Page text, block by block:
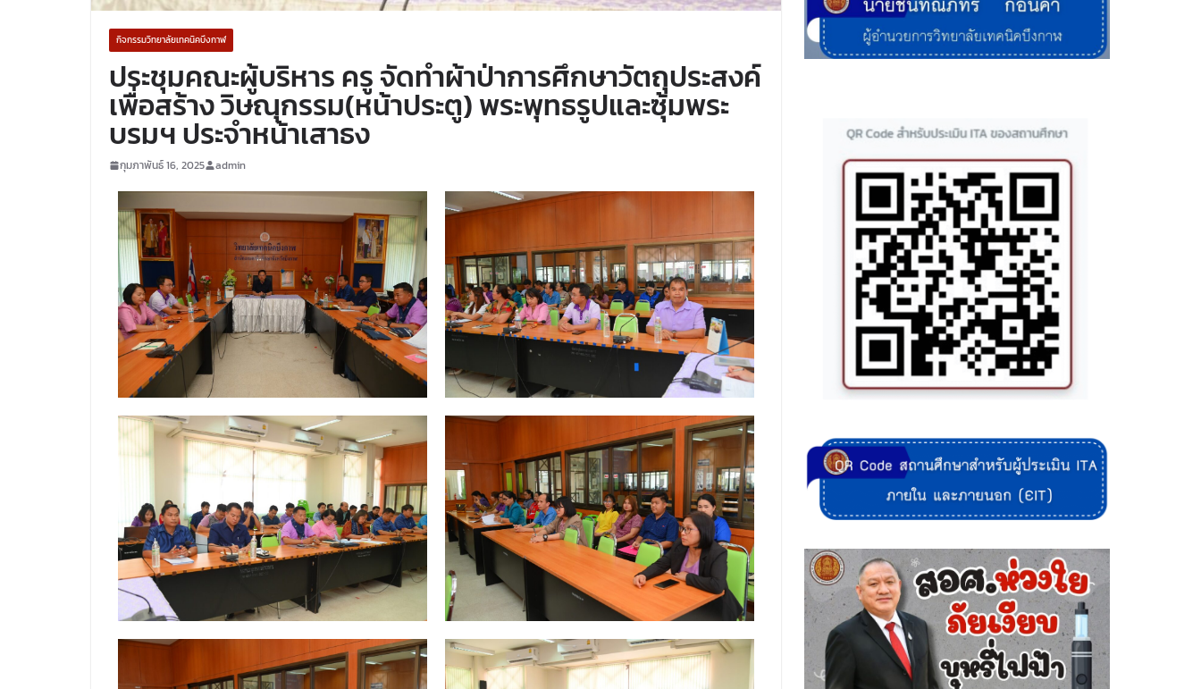
กิจกรรมวิทยาลัยเทคนิคบึงกาฬ
ประชุมคณะผู้บริหาร ครู จัดทำผ้าป่าการศึกษาวัตถุประสงค์
เพื่อสร้าง วิษณุกรรม(หน้าประตู) พระพุทธรูปและซุ้มพระ
บรมฯ ประจำหน้าเสาธง
กุมภาพันธ์ 16, 2025 admin